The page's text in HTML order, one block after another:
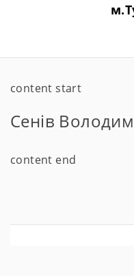
content start
Сенів
content end